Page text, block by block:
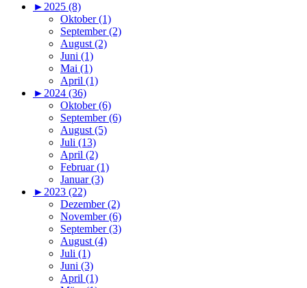
► 2025 (8)
Oktober (1)
September (2)
August (2)
Juni (1)
Mai (1)
April (1)
► 2024 (36)
Oktober (6)
September (6)
August (5)
Juli (13)
April (2)
Februar (1)
Januar (3)
► 2023 (22)
Dezember (2)
November (6)
September (3)
August (4)
Juli (1)
Juni (3)
April (1)